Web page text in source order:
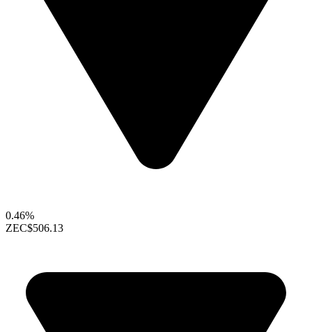
0.46%
ZEC$506.13